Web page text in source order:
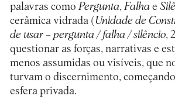
palavras comoPergunta,Falhae
cerâmica vidrada ( Unidade de
de usar – pergunta / falha / silêncio,
questionar as forças, narrativas e
menos assumidas ou visíveis, que
turvam o discernimento,
esfera privada.